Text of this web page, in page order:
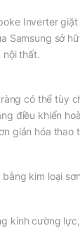
Inverter
Samsung sở
nội thất.
có thể tùy
điều khiển
giản hóa thao
kim loại
kính cường